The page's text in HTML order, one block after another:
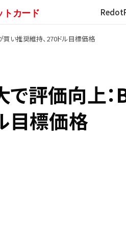
カード
い推奨維持、270ドル目標価格
で評価向上
目標価格